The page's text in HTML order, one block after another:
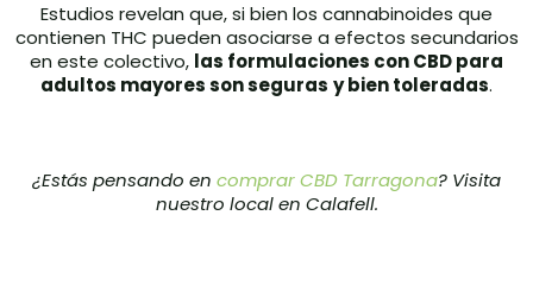
Estudios revelan que, si bien los cannabinoides que
contienen THC pueden asociarse a efectos secundarios
en este colectivo, las formulaciones con CBD para
adultos mayores son seguras y bien toleradas.
¿Estás pensando en comprar CBD Tarragona? Visita
nuestro local en Calafell.